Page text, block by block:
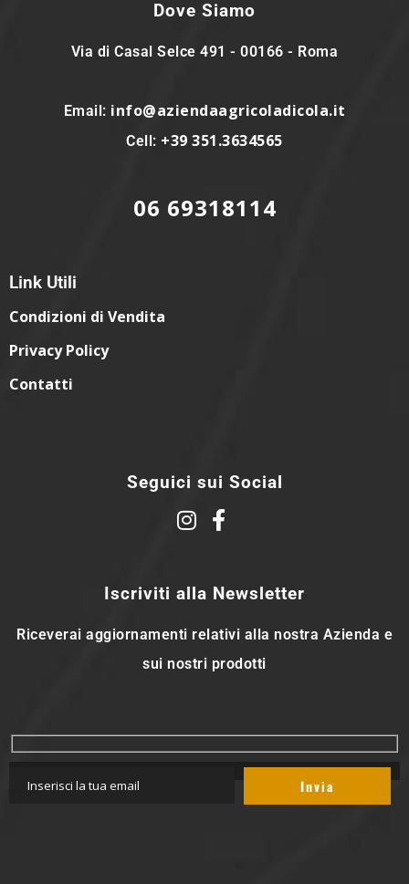
Dove Siamo
Via di Casal Selce 491 - 00166 - Roma
Email: info@aziendaagricoladicola.it
Cell: +39 351.3634565
06 69318114
Link Utili
Condizioni di Vendita
Privacy Policy
Contatti
Seguici sui Social
Iscriviti alla Newsletter
Riceverai aggiornamenti relativi alla nostra Azienda e
sui nostri prodotti